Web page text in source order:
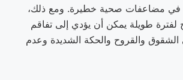
في مضاعفات صحية خطيرة. ومع ذلك،
لفترة طويلة يمكن أن يؤدي إلى تفاقم
الشقوق والقروح والحكة الشديدة وعدم